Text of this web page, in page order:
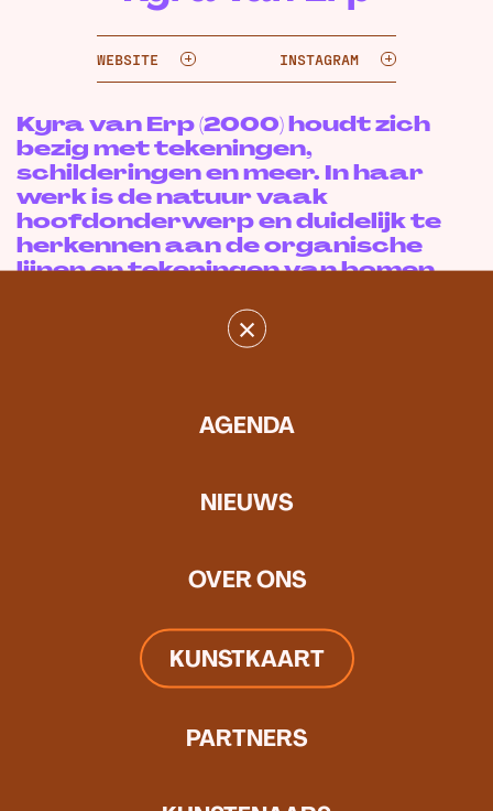
×
AGENDA
NIEUWS
OVER ONS
KUNSTKAART
PARTNERS
WEBSITE INSTAGRAM
Kyra van Erp (2000) houdt zich
bezig met tekeningen,
schilderingen en meer. In haar
werk is de natuur vaak
hoofdonderwerp en duidelijk te
herkennen aan de organische
lijnen en tekeningen van bomen,